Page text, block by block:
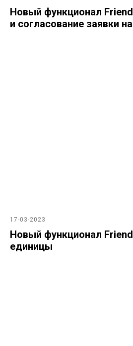
Новый функционал
и согласование заявки
17-03-2023
Новый функционал
единицы